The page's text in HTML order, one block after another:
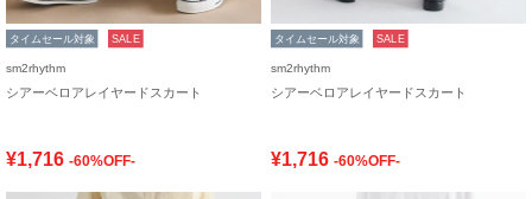
タイムセール対象 SALE
sm2rhythm
シアーベロアレイヤードスカート
¥1,716 -60%OFF-
タイムセール対象 SALE
sm2rhythm
シアーベロアレイヤードスカート
¥1,716 -60%OFF-